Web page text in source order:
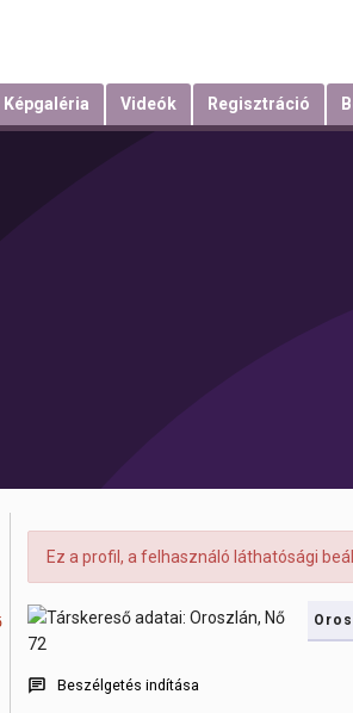
Képgaléria Videók Regisztráció
Ez a profil, a felhasználó láthatósági
Beszélgetés indítása